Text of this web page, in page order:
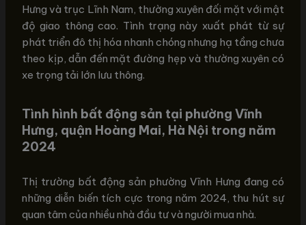
Hưng và trục Lĩnh Nam, thường xuyên đối mặt với mật
độ giao thông cao. Tình trạng này xuất phát từ sự
phát triển đô thị hóa nhanh chóng nhưng hạ tầng chưa
theo kịp, dẫn đến mặt đường hẹp và thường xuyên có
xe trọng tải lớn lưu thông.
Tình hình bất động sản tại phường Vĩnh
Hưng, quận Hoàng Mai, Hà Nội trong năm
2024
Thị trường bất động sản phường Vĩnh Hưng đang có
những diễn biến tích cực trong năm 2024, thu hút sự
quan tâm của nhiều nhà đầu tư và người mua nhà.